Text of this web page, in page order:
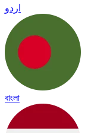
اردو
বাংলা